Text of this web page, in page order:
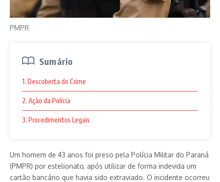
PMPR
Sumário
1. Descoberta do Crime
2. Ação da Polícia
3. Procedimentos Legais
Um homem de 43 anos foi preso pela Polícia Militar do Paraná
(PMPR) por estelionato, após utilizar de forma indevida um
cartão bancário que havia sido extraviado. O incidente ocorreu